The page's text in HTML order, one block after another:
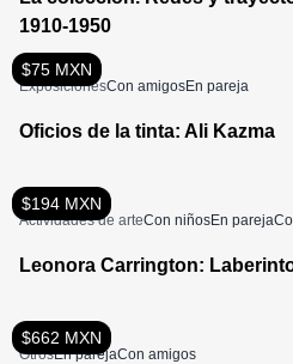
1910-1950
$75 MXN
ExposicionesCon amigosEn pareja
Oficios de la tinta: Ali Kazma
$194 MXN
Actividades de arteCon niñosEn pareja
Leonora Carrington:
$662 MXN
OtrosEn parejaCon amigos